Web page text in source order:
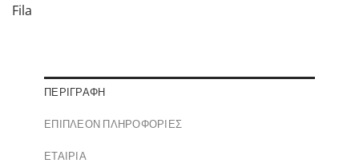
Fila
ΠΕΡΙΓΡΑΦΉ
ΕΠΙΠΛΈΟΝ ΠΛΗΡΟΦΟΡΊΕΣ
ΕΤΑΙΡΊΑ